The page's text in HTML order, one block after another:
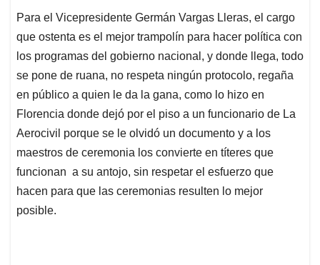
A
p
p
o
o
k
d
I
n
d
s
Para el Vicepresidente Germán Vargas Lleras, el cargo
que ostenta es el mejor trampolín para hacer política con
los programas del gobierno nacional, y donde llega, todo
se pone de ruana, no respeta ningún protocolo, regaña
en público a quien le da la gana, como lo hizo en
Florencia donde dejó por el piso a un funcionario de La
Aerocivil porque se le olvidó un documento y a los
maestros de ceremonia los convierte en títeres que
funcionan a su antojo, sin respetar el esfuerzo que
hacen para que las ceremonias resulten lo mejor
posible.